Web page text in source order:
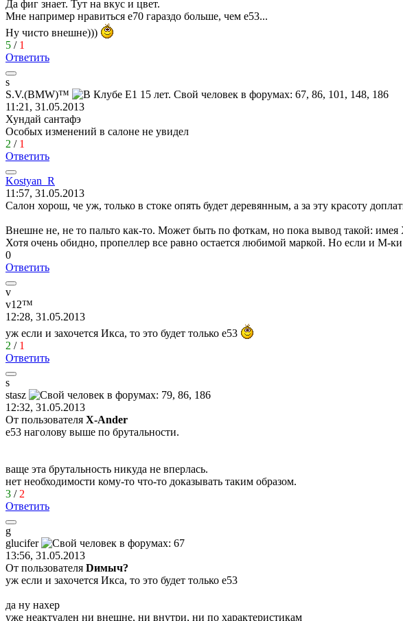
Да фиг знает. Тут на вкус и цвет.
Мне например нравиться е70 гараздо больше, чем е53...
Ну чисто внешне)))
5 / 1
Ответить
s
S.V.(BMW)™
11:21, 31.05.2013
Хундай сантафэ
Особых изменений в салоне не увидел
2 / 1
Ответить
Kostyan_R
11:57, 31.05.2013
Салон хорош, че уж, только в стоке опять будет деревянным, а за эту красоту
Внешне не, не то пальто как-то. Может быть по фоткам, но пока вывод такой: имея
Хотя очень обидно, пропеллер все равно остается любимой маркой. Но если и М-ки
0
Ответить
v
v12™
12:28, 31.05.2013
уж если и захочется Икса, то это будет только е53
2 / 1
Ответить
s
stasz
12:32, 31.05.2013
От пользователя X-Ander
е53 наголову выше по брутальности.
ваще эта брутальность никуда не вперлась.
нет необходимости кому-то что-то доказывать таким образом.
3 / 2
Ответить
g
glucifer
13:56, 31.05.2013
От пользователя Dимыч?
уж если и захочется Икса, то это будет только е53
да ну нахер
уже неактуален ни внешне, ни внутри, ни по характеристикам